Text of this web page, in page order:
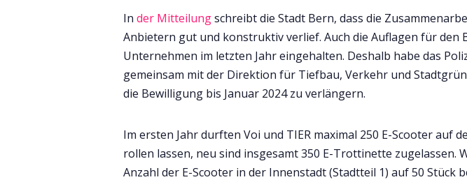
In der Mitteilungschreibt die Stadt Bern, dass die
Anbietern gut und konstruktiv verlief. Auch die Auflagen für den
Unternehmen im letzten Jahr eingehalten. Deshalb habe das
gemeinsam mit der Direktion für Tiefbau, Verkehr und Stadtgrün
die Bewilligung bis Januar 2024 zu verlängern.
Im ersten Jahr durften Voi und TIER maximal 250 E-Scooter auf
rollen lassen, neu sind insgesamt 350 E-Trottinette zugelassen.
Anzahl der E-Scooter in der Innenstadt (Stadtteil 1) auf 50 Stück